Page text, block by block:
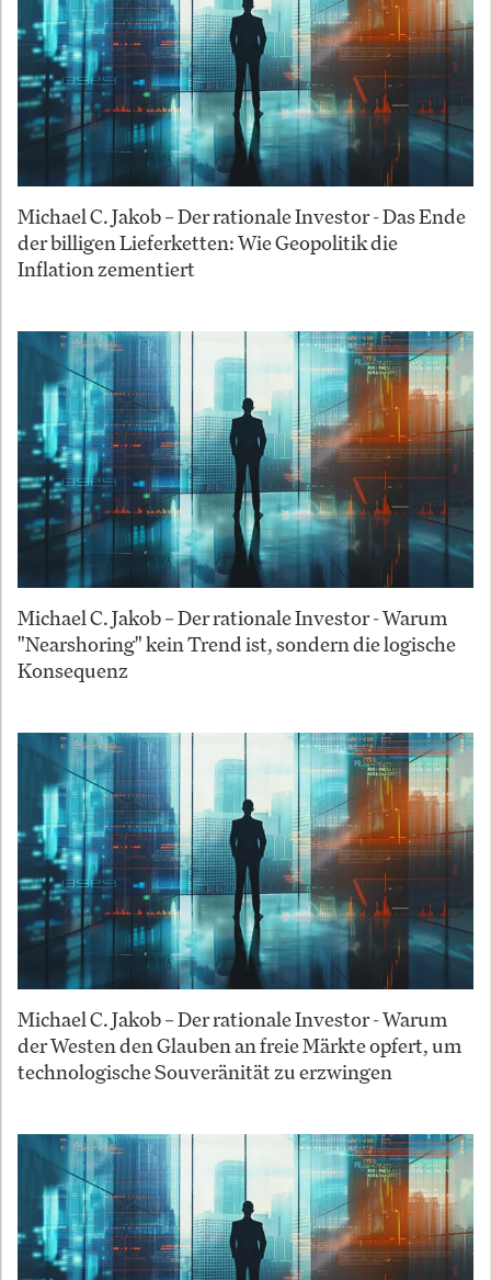
Michael C. Jakob – Der rationale Investor - Das Ende
der billigen Lieferketten: Wie Geopolitik die
Inflation zementiert
Michael C. Jakob – Der rationale Investor - Warum
"Nearshoring" kein Trend ist, sondern die logische
Konsequenz
Michael C. Jakob – Der rationale Investor - Warum
der Westen den Glauben an freie Märkte opfert, um
technologische Souveränität zu erzwingen